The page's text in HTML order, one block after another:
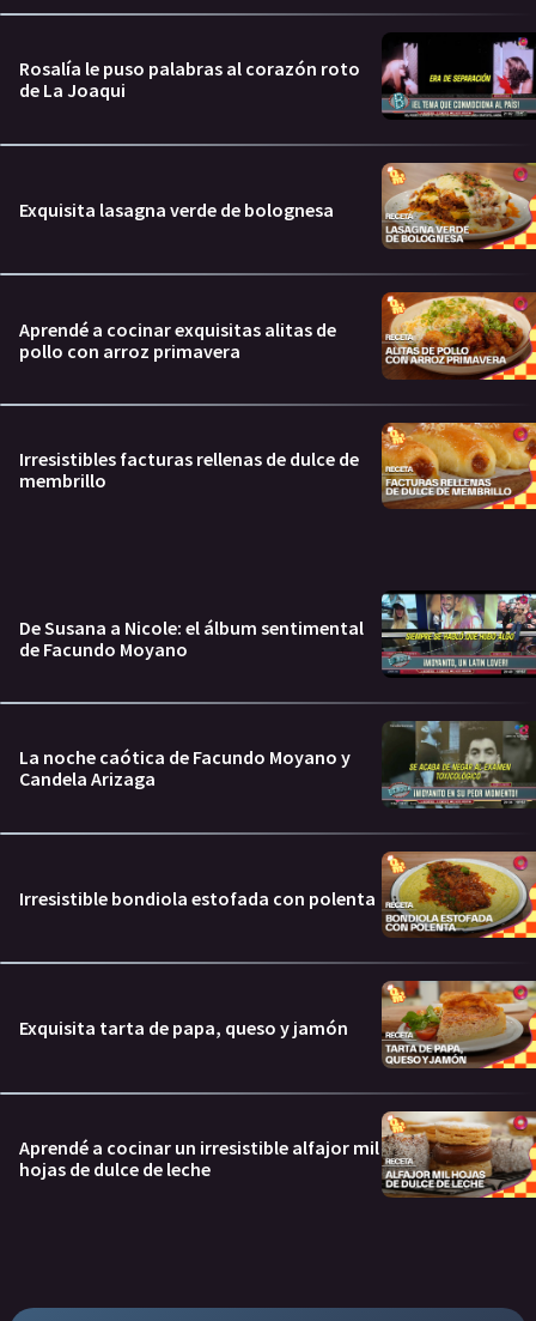
Rosalía le puso palabras al corazón roto
de La Joaqui
Exquisita lasagna verde de bolognesa
Aprendé a cocinar exquisitas alitas de
pollo con arroz primavera
Irresistibles facturas rellenas de dulce de
membrillo
De Susana a Nicole: el álbum sentimental
de Facundo Moyano
La noche caótica de Facundo Moyano y
Candela Arizaga
Irresistible bondiola estofada con polenta
Exquisita tarta de papa, queso y jamón
Aprendé a cocinar un irresistible alfajor mil
hojas de dulce de leche